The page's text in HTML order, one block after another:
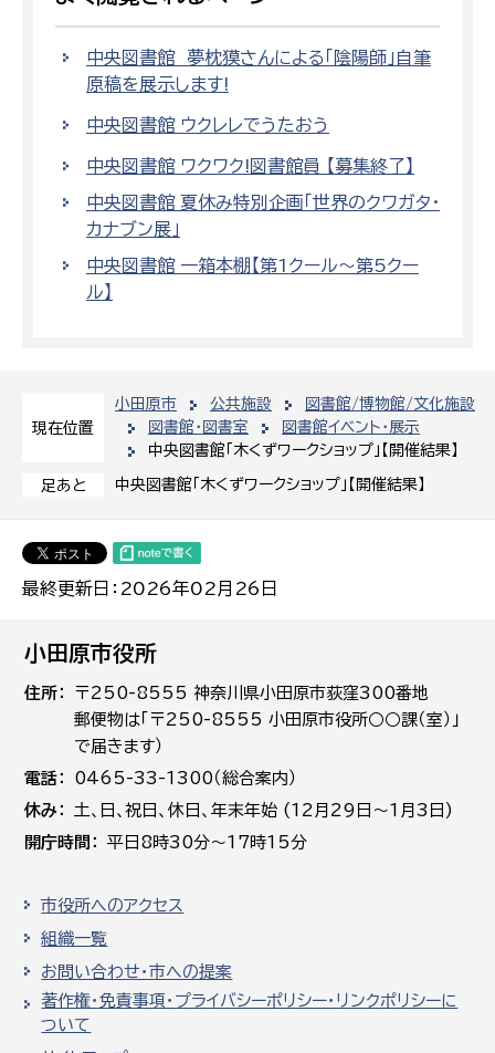
現在位置
小田原市 公共施設
図書館/博物館/文化施設
図書館・図書室
図書館イベント・展示
中央図書館「木くずワークショップ」【開催結果】
足あと 中央図書館「木くずワークショップ」【開催結果】
最終更新日：2026年02月26日
中央図書館 夢枕獏さんによる「陰陽師」自筆
原稿を展示します!
中央図書館 ウクレレでうたおう
中央図書館 ワクワク!図書館員 【募集終了】
中央図書館 夏休み特別企画「世界のクワガタ・
カナブン展」
中央図書館 一箱本棚【第1クール～第5クー
ル】
小田原市役所
住所
〒250-8555 神奈川県小田原市荻窪300番地
郵便物は「〒250-8555 小田原市役所○○課（室）」
で届きます）
電話
0465-33-1300（総合案内）
休み
土､日､祝日、休日、年末年始 (12月29日～1月3日)
開庁時間
平日8時30分～17時15分
市役所へのアクセス
組織一覧
お問い合わせ・市への提案
著作権・免責事項・プライバシーポリシー・リンクポリシーに
ついて